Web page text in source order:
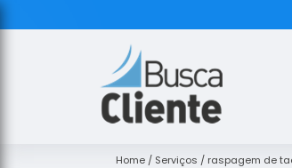
Home Serviços raspagem de